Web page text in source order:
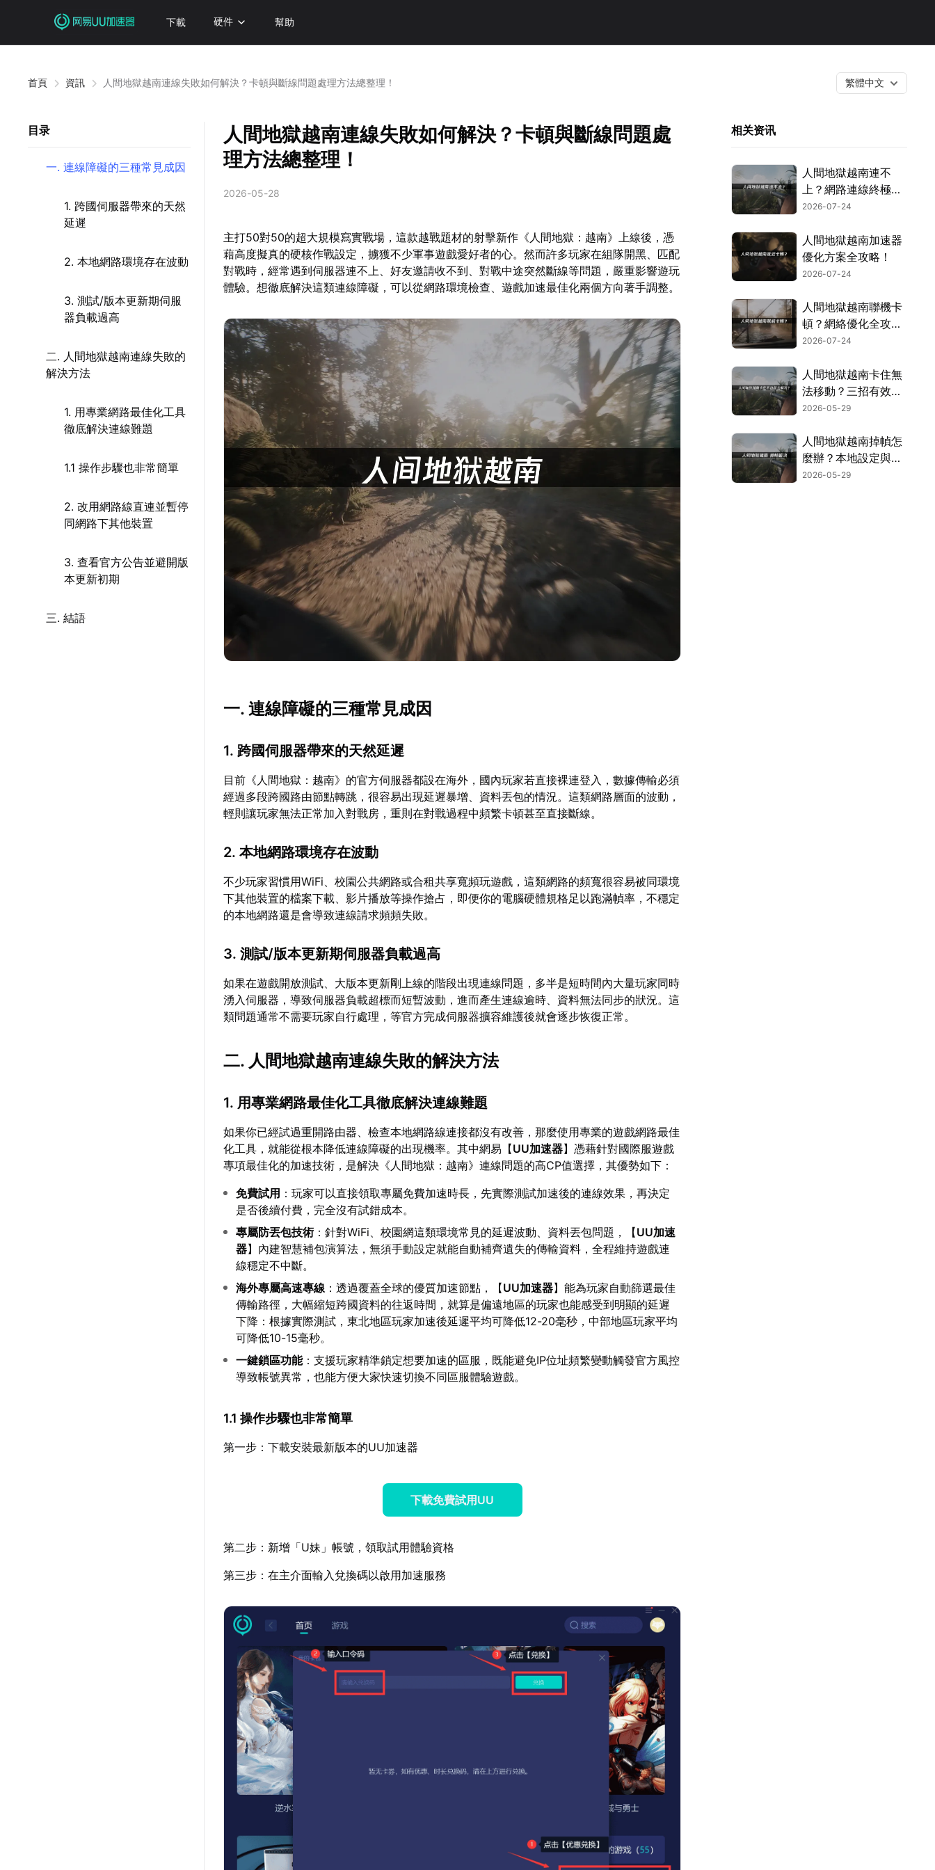
下載 硬件 幫助
首頁 資訊 人間地獄越南連線失敗如何解決？卡頓與斷線問題處理方法總整理！ 繁體中文
目录
一. 連線障礙的三種常見成因
1. 跨國伺服器帶來的天然
延遲
2. 本地網路環境存在波動
3. 測試/版本更新期伺服
器負載過高
二. 人間地獄越南連線失敗的
解決方法
1. 用專業網路最佳化工具
徹底解決連線難題
1.1 操作步驟也非常簡單
2. 改用網路線直連並暫停
同網路下其他裝置
3. 查看官方公告並避開版
本更新初期
三. 結語
人間地獄越南連線失敗如何解決？卡頓與斷線問題處
理方法總整理！
2026-05-28
主打50對50的超大規模寫實戰場，這款越戰題材的射擊新作《人間地獄：越南》上線後，憑
藉高度擬真的硬核作戰設定，擄獲不少軍事遊戲愛好者的心。然而許多玩家在組隊開黑、匹配
對戰時，經常遇到伺服器連不上、好友邀請收不到、對戰中途突然斷線等問題，嚴重影響遊玩
體驗。想徹底解決這類連線障礙，可以從網路環境檢查、遊戲加速最佳化兩個方向著手調整。
一. 連線障礙的三種常見成因
1. 跨國伺服器帶來的天然延遲
目前《人間地獄：越南》的官方伺服器都設在海外，國內玩家若直接裸連登入，數據傳輸必須
經過多段跨國路由節點轉跳，很容易出現延遲暴增、資料丟包的情況。這類網路層面的波動，
輕則讓玩家無法正常加入對戰房，重則在對戰過程中頻繁卡頓甚至直接斷線。
2. 本地網路環境存在波動
不少玩家習慣用WiFi、校園公共網路或合租共享寬頻玩遊戲，這類網路的頻寬很容易被同環境
下其他裝置的檔案下載、影片播放等操作搶占，即便你的電腦硬體規格足以跑滿幀率，不穩定
的本地網路還是會導致連線請求頻頻失敗。
3. 測試/版本更新期伺服器負載過高
如果在遊戲開放測試、大版本更新剛上線的階段出現連線問題，多半是短時間內大量玩家同時
湧入伺服器，導致伺服器負載超標而短暫波動，進而產生連線逾時、資料無法同步的狀況。這
類問題通常不需要玩家自行處理，等官方完成伺服器擴容維護後就會逐步恢復正常。
二. 人間地獄越南連線失敗的解決方法
1. 用專業網路最佳化工具徹底解決連線難題
如果你已經試過重開路由器、檢查本地網路線連接都沒有改善，那麼使用專業的遊戲網路最佳
化工具，就能從根本降低連線障礙的出現機率。其中網易【UU加速器】憑藉針對國際服遊戲
專項最佳化的加速技術，是解決《人間地獄：越南》連線問題的高CP值選擇，其優勢如下：
免費試用 ：玩家可以直接領取專屬免費加速時長，先實際測試加速後的連線效果，再決定
是否後續付費，完全沒有試錯成本。
專屬防丟包技術：針對WiFi、校園網這類環境常見的延遲波動、資料丟包問題，【UU加速
器】內建智慧補包演算法，無須手動設定就能自動補齊遺失的傳輸資料，全程維持遊戲連
線穩定不中斷。
海外專屬高速專線 ：透過覆蓋全球的優質加速節點，【UU加速器】能為玩家自動篩選最佳
傳輸路徑，大幅縮短跨國資料的往返時間，就算是偏遠地區的玩家也能感受到明顯的延遲
下降：根據實際測試，東北地區玩家加速後延遲平均可降低12-20毫秒，中部地區玩家平均
可降低10-15毫秒。
一鍵鎖區功能：支援玩家精準鎖定想要加速的區服，既能避免IP位址頻繁變動觸發官方風控
導致帳號異常，也能方便大家快速切換不同區服體驗遊戲。
1.1 操作步驟也非常簡單
第一步：下載安裝最新版本的UU加速器
下載免費試用UU
第二步：新增「U妹」帳號，領取試用體驗資格
第三步：在主介面輸入兌換碼以啟用加速服務
相关资讯
人間地獄越南連不
上？網路連線終極優
化攻略！
2026-07-24
人間地獄越南加速器
優化方案全攻略！
2026-07-24
人間地獄越南聯機卡
頓？網絡優化全攻
略！
2026-07-24
人間地獄越南卡住無
法移動？三招有效解
決硬核越戰遊戲的網
2026-05-29
人間地獄越南掉幀怎
麼辦？本地設定與網
路最佳化完整攻略！
2026-05-29